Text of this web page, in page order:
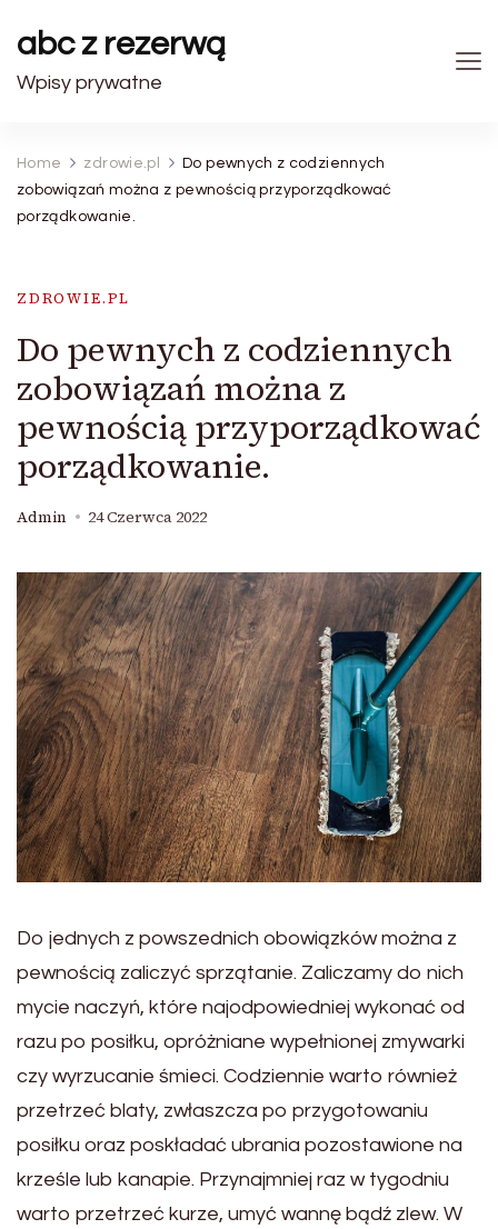
abc z rezerwą
Wpisy prywatne
Home zdrowie.pl
Do pewnych z codziennych
zobowiązań można z pewnością przyporządkować
porządkowanie.
ZDROWIE.PL
Do pewnych z codziennych
zobowiązań można z
pewnością przyporządkować
porządkowanie.
Admin 24 Czerwca 2022
Do jednych z powszednich obowiązków można z
pewnością zaliczyć sprzątanie. Zaliczamy do nich
mycie naczyń, które najodpowiedniej wykonać od
razu po posiłku, opróżniane wypełnionej zmywarki
czy wyrzucanie śmieci. Codziennie warto również
przetrzeć blaty, zwłaszcza po przygotowaniu
posiłku oraz poskładać ubrania pozostawione na
krześle lub kanapie. Przynajmniej raz w tygodniu
warto przetrzeć kurze, umyć wannę bądź zlew. W